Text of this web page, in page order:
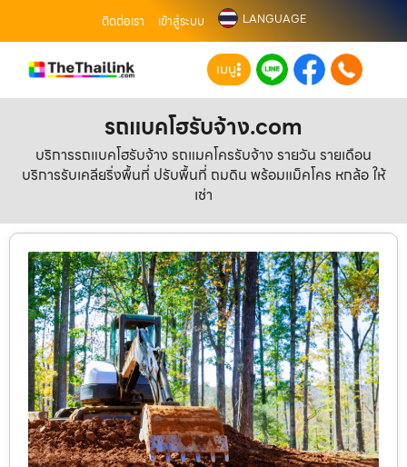
ติดต่อเรา เข้าสู่ระบบ LANGUAGE
เมนู
รถแบคโฮรับจ้าง.com
บริการรถแบคโฮรับจ้าง รถแมคโครรับจ้าง รายวัน รายเดือน
บริการรับเคลียริ่งพื้นที่ ปรับพื้นที่ ถมดิน พร้อมแม็คโคร หกล้อ ให้
เช่า